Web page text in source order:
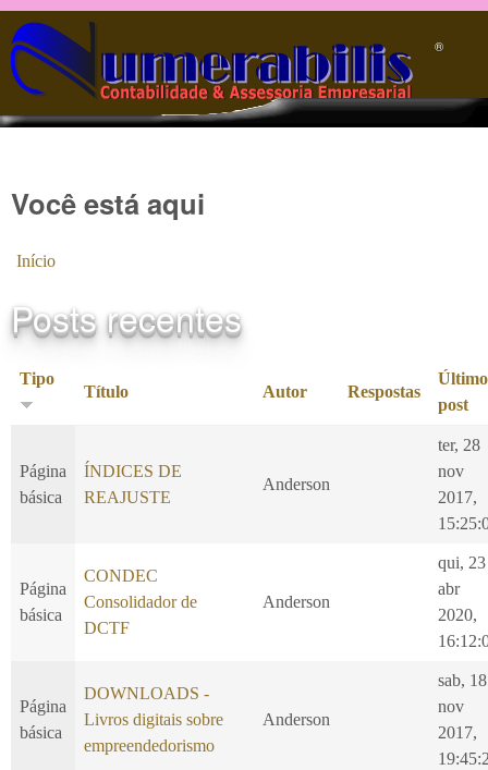
Pular para o conteúdo principal
®️
Você está aqui
Início
Posts recentes
Tipo
Título Autor Respostas
Último
post
Página
básica
ÍNDICES DE
REAJUSTE
Anderson
ter, 28
nov
2017,
Página
básica
CONDEC
Consolidador de
DCTF
Anderson
qui, 23
abr
2020,
Página
básica
DOWNLOADS -
Livros digitais sobre
empreendedorismo
Anderson
sab, 18
nov
2017,